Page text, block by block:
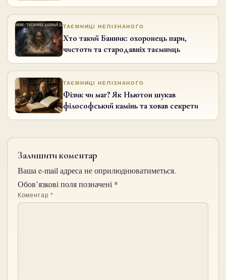
ТАЄМНИЦІ НЕПІЗНАНОГО
Хто такий Банник: охоронець пари,
чистоти та стародавніх таємниць
ТАЄМНИЦІ НЕПІЗНАНОГО
Фізик чи маг? Як Ньютон шукав
філософський камінь та ховав секрети
Залишити коментар
Ваша e-mail адреса не оприлюднюватиметься.
Обов’язкові поля позначені *
Коментар*